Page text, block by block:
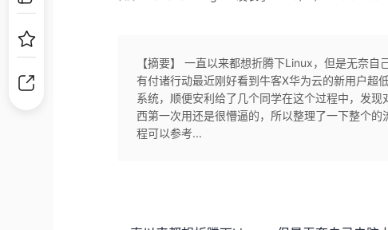
【摘要】 一直以来都想折腾下Linux，但是无奈
有付诸行动最近刚好看到牛客X华为云的新用户超
系统，顺便安利给了几个同学在这个过程中，发
西第一次用还是很懵逼的，所以整理了一下整个
程可以参考...